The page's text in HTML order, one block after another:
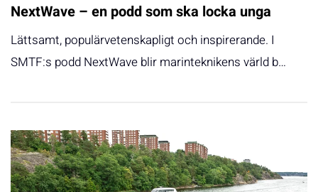
NextWave – en podd som ska locka unga
Lättsamt, populärvetenskapligt och inspirerande. I
SMTF:s podd NextWave blir marinteknikens värld b…